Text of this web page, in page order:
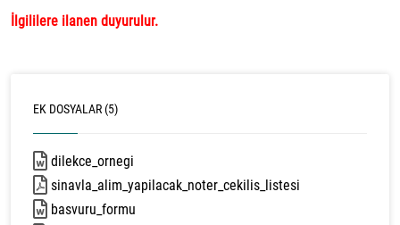
İlgililere ilanen duyurulur.
EK DOSYALAR (5)
dilekce_ornegi
sinavla_alim_yapilacak_noter_cekilis_listesi
basvuru_formu